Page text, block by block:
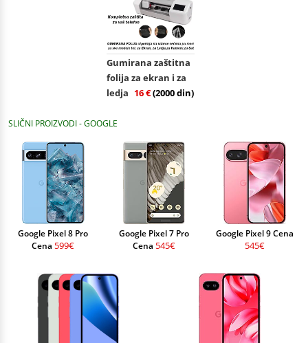
Gumirana zaštitna
folija za ekran i za
ledja 16 €(2000 din)
SLIČNI PROIZVODI - GOOGLE
Google Pixel 8 Pro
Cena 599€
Google Pixel 7 Pro
Cena 545€
Google Pixel 9 Cena
545€